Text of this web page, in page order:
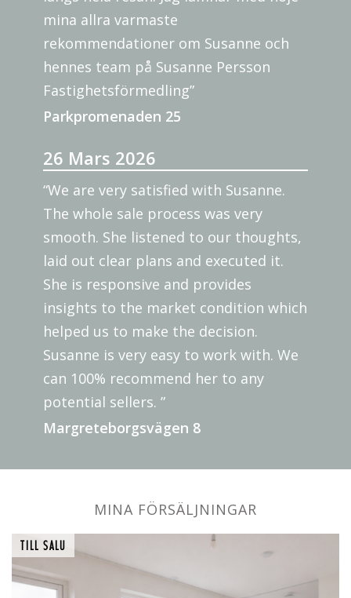
mina allra varmaste
rekommendationer om Susanne och
hennes team på Susanne Persson
Fastighetsförmedling”
Parkpromenaden 25
26 Mars 2026
“We are very satisfied with Susanne.
The whole sale process was very
smooth. She listened to our thoughts,
laid out clear plans and executed it.
She is responsive and provides
insights to the market condition which
helped us to make the decision.
Susanne is very easy to work with. We
can 100% recommend her to any
potential sellers. ”
Margreteborgsvägen 8
MINA FÖRSÄLJNINGAR
TILL SALU